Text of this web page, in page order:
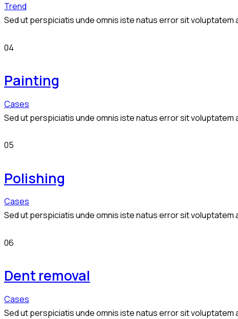
Trend
Sed ut perspiciatis unde omnis iste natus error sit voluptatem
04
Painting
Cases
Sed ut perspiciatis unde omnis iste natus error sit voluptatem
05
Polishing
Cases
Sed ut perspiciatis unde omnis iste natus error sit voluptatem
06
Dent removal
Cases
Sed ut perspiciatis unde omnis iste natus error sit voluptatem